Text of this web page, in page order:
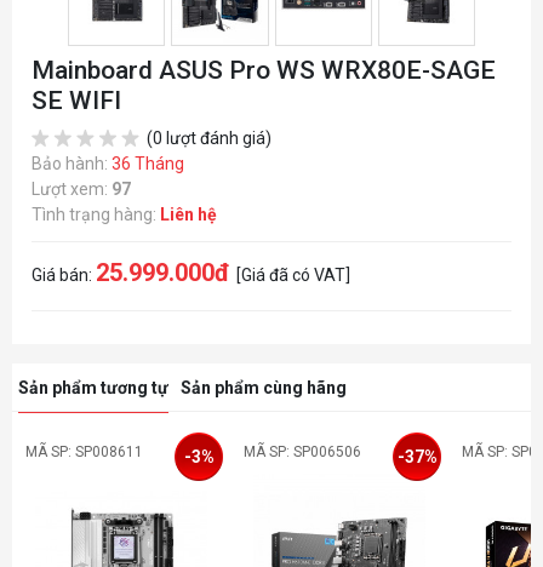
Mainboard ASUS Pro WS WRX80E-SAGE
SE WIFI
(0 lượt đánh giá)
Bảo hành: 36 Tháng
Lượt xem: 97
Tình trạng hàng: Liên hệ
Giá bán: 25.999.000đ [Giá đã có VAT]
Sản phẩm tương tự Sản phẩm cùng hãng
MÃ SP: SP008611 -3% MÃ SP: SP006506 -37% MÃ SP: